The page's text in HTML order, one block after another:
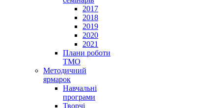
2017
2018
2019
2020
2021
Плани роботи
ТМО
Методичний
ярмарок
Навчальні
програми
Творчі